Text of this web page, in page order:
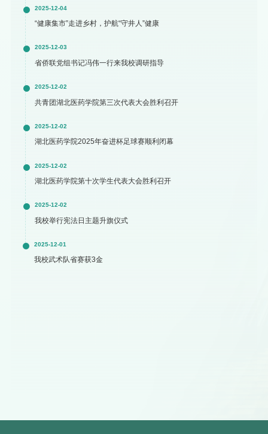
2025-12-04
“健康集市”走进乡村，护航“守井人”健康
2025-12-03
省侨联党组书记冯伟一行来我校调研指导
2025-12-02
共青团湖北医药学院第三次代表大会胜利召开
2025-12-02
湖北医药学院2025年奋进杯足球赛顺利闭幕
2025-12-02
湖北医药学院第十次学生代表大会胜利召开
2025-12-02
我校举行宪法日主题升旗仪式
2025-12-01
我校武术队省赛获3金